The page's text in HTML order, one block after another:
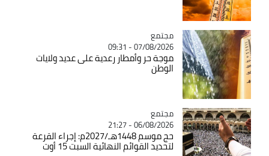
Catégorie
مجتمع
07/08/2026 - 09:31
موجة حر وأمطار رعدية على عديد ولايات
الوطن
Catégorie
مجتمع
06/08/2026 - 21:27
حج موسم 1448هـ/2027م: إجراء القرعة
لتحديد القوائم النهائية السبت 15 أوت